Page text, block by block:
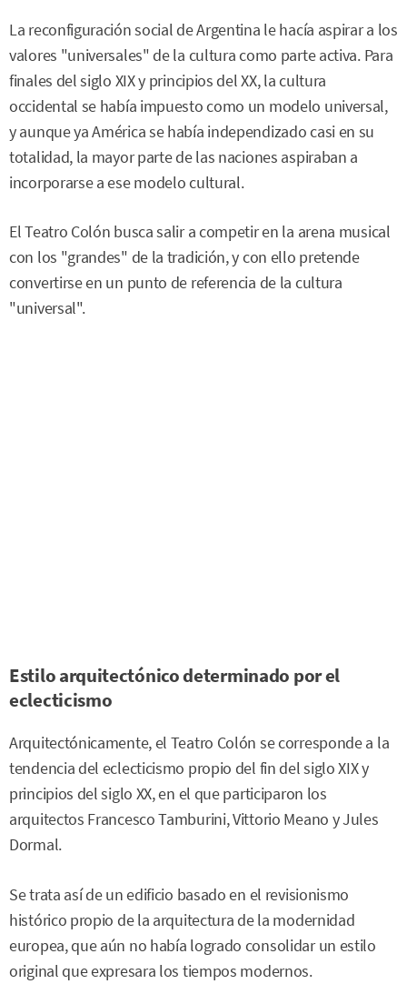
La reconfiguración social de Argentina le hacía aspirar a los
valores "universales" de la cultura como parte activa. Para
finales del siglo XIX y principios del XX, la cultura
occidental se había impuesto como un modelo universal,
y aunque ya América se había independizado casi en su
totalidad, la mayor parte de las naciones aspiraban a
incorporarse a ese modelo cultural.
El Teatro Colón busca salir a competir en la arena musical
con los "grandes" de la tradición, y con ello pretende
convertirse en un punto de referencia de la cultura
"universal".
Estilo arquitectónico determinado por el
eclecticismo
Arquitectónicamente, el Teatro Colón se corresponde a la
tendencia del eclecticismo propio del fin del siglo XIX y
principios del siglo XX, en el que participaron los
arquitectos Francesco Tamburini, Vittorio Meano y Jules
Dormal.
Se trata así de un edificio basado en el revisionismo
histórico propio de la arquitectura de la modernidad
europea, que aún no había logrado consolidar un estilo
original que expresara los tiempos modernos.